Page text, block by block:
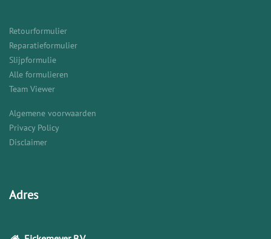
Retourformulier
Reparatieformulier
Slijpformulie
Alle formulieren
Team Viewer
Algemene voorwaarden
Privacy Policy
Disclaimer
Adres